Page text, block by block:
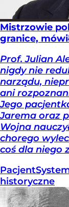
Mistrzowie
granice,
Prof. Julian
nigdy nie
narządu,
ani
Jego
Jarema oraz
Wojna
chorego
coś dla niego
Pacjent
historyczne